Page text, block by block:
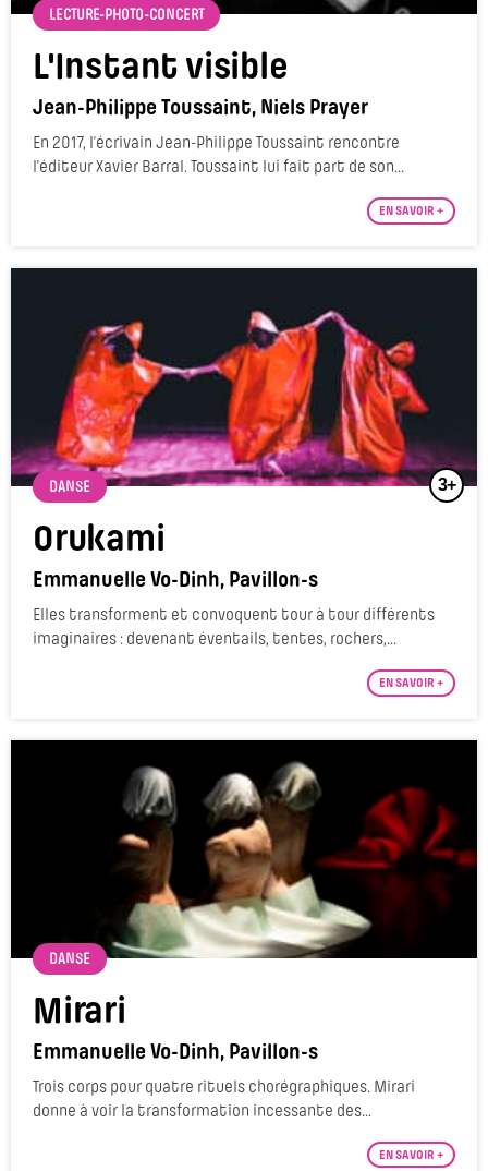
LECTURE-PHOTO-CONCERT
L'Instant visible
Jean-Philippe Toussaint, Niels Prayer
En 2017, l’écrivain Jean-Philippe Toussaint rencontre
l’éditeur Xavier Barral. Toussaint lui fait part de son...
EN SAVOIR +
3+
DANSE
Orukami
Emmanuelle Vo-Dinh, Pavillon-s
Elles transforment et convoquent tour à tour différents
imaginaires : devenant éventails, tentes, rochers,...
EN SAVOIR +
DANSE
Mirari
Emmanuelle Vo-Dinh, Pavillon-s
Trois corps pour quatre rituels chorégraphiques. Mirari
donne à voir la transformation incessante des...
EN SAVOIR +